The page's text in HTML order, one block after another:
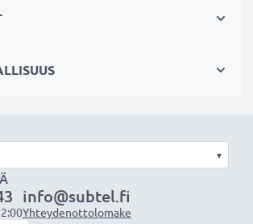
(keltainen (video) /valkoinen (audio
äänentoistojärjestelmiin
projektoreihin
soittimiin
▾
info@subtel.fi
Yhteydenottolomake